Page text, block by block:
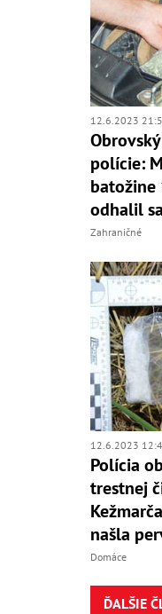
12.6.2023
polície:
batožine
odhalil
Zahraničné
12.6.2023
Polícia
trestnej
našla
Domáce
ĎALŠIE